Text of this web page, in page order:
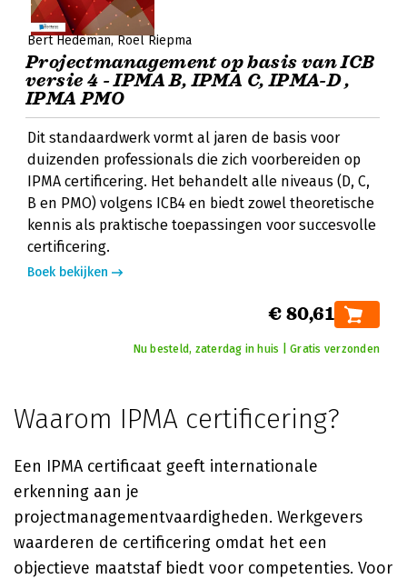
Bert Hedeman Roel Riepma
Projectmanagement op basis van ICB
versie 4 - IPMA B, IPMA C, IPMA-D ,
IPMA PMO
Dit standaardwerk vormt al jaren de basis voor
duizenden professionals die zich voorbereiden op
IPMA certificering. Het behandelt alle niveaus (D, C,
B en PMO) volgens ICB4 en biedt zowel theoretische
kennis als praktische toepassingen voor succesvolle
certificering.
Boek bekijken
€ 80,61
Nu besteld, zaterdag in huis | Gratis verzonden
Waarom IPMA certificering?
Een IPMA certificaat geeft internationale
erkenning aan je
projectmanagementvaardigheden. Werkgevers
waarderen de certificering omdat het een
objectieve maatstaf biedt voor competenties. Voor